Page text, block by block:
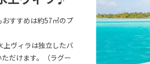
すすめは約57㎡のプ
上ヴィラは独立したバ
だけます。（ラグー